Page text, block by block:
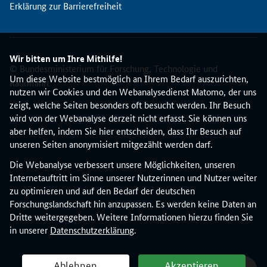
Wir bitten um Ihre Mithilfe!
Um diese Website bestmöglich an Ihrem Bedarf auszurichten,
nutzen wir Cookies und den Webanalysedienst Matomo, der uns
zeigt, welche Seiten besonders oft besucht werden. Ihr Besuch
wird von der Webanalyse derzeit nicht erfasst. Sie können uns
aber helfen, indem Sie hier entscheiden, dass Ihr Besuch auf
unseren Seiten anonymisiert mitgezählt werden darf.
Die Webanalyse verbessert unsere Möglichkeiten, unseren
Internetauftritt im Sinne unserer Nutzerinnen und Nutzer weiter
zu optimieren und auf den Bedarf der deutschen
Forschungslandschaft hin anzupassen. Es werden keine Daten an
Dritte weitergegeben. Weitere Informationen hierzu finden Sie
in unserer Datenschutzerklärung.
n
e
p
r
i
s
e
E
u
o
p
e
N
e
t
Erklärung zur Barrierefreiheit
© Bundesministerium für Forschung, Technologie und
Raumfahrt